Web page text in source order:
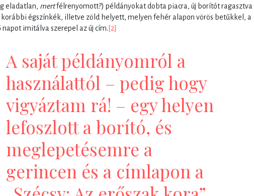
eladatlan, mertfélrenyomott?) példányokat dobta piacra, új borítót ragasztva
korábbi égszínkék, illetve zöld helyett, melyen fehér alapon vörös betűkkel, a
imitálva szerepel az új cím. [2]
A saját példányomról a
használattól – pedig hogy
vigyáztam rá! – egy helyen
lefoszlott a borító, és
meglepetésemre a
gerincen és a címlapon a